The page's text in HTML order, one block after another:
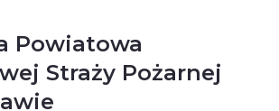
Powiatowa
Straży Pożarnej